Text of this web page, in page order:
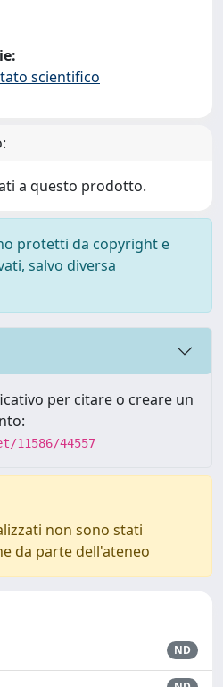
scientifico
a questo prodotto.
protetti da copyright e
salvo diversa
per citare o creare un
44557
non sono stati
da parte dell'ateneo
ND